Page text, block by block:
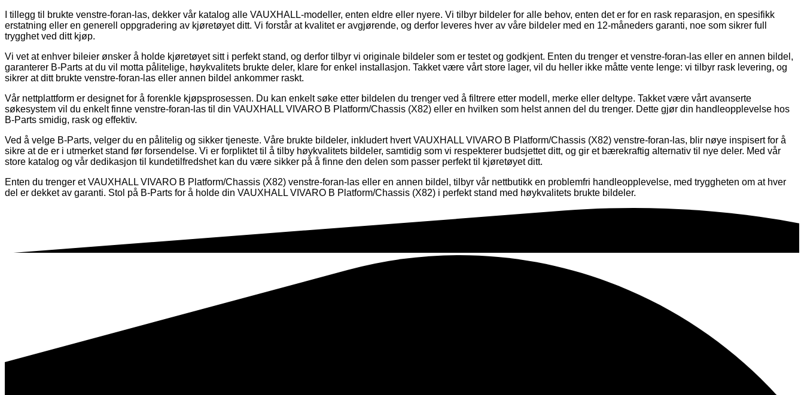
I tillegg til brukte venstre-foran-las, dekker vår katalog alle VAUXHALL-modeller, enten eldre eller nyere. Vi tilbyr bildeler for alle behov, enten det er for en rask reparasjon, en spesifikk
erstatning eller en generell oppgradering av kjøretøyet ditt. Vi forstår at kvalitet er avgjørende, og derfor leveres hver av våre bildeler med en 12-måneders garanti, noe som sikrer full
trygghet ved ditt kjøp.
Vi vet at enhver bileier ønsker å holde kjøretøyet sitt i perfekt stand, og derfor tilbyr vi originale bildeler som er testet og godkjent. Enten du trenger et venstre-foran-las eller en annen bildel,
garanterer B-Parts at du vil motta pålitelige, høykvalitets brukte deler, klare for enkel installasjon. Takket være vårt store lager, vil du heller ikke måtte vente lenge: vi tilbyr rask levering, og
sikrer at ditt brukte venstre-foran-las eller annen bildel ankommer raskt.
Vår nettplattform er designet for å forenkle kjøpsprosessen. Du kan enkelt søke etter bildelen du trenger ved å filtrere etter modell, merke eller deltype. Takket være vårt avanserte
søkesystem vil du enkelt finne venstre-foran-las til din VAUXHALL VIVARO B Platform/Chassis (X82) eller en hvilken som helst annen del du trenger. Dette gjør din handleopplevelse hos
B-Parts smidig, rask og effektiv.
Ved å velge B-Parts, velger du en pålitelig og sikker tjeneste. Våre brukte bildeler, inkludert hvert VAUXHALL VIVARO B Platform/Chassis (X82) venstre-foran-las, blir nøye inspisert for å
sikre at de er i utmerket stand før forsendelse. Vi er forpliktet til å tilby høykvalitets bildeler, samtidig som vi respekterer budsjettet ditt, og gir et bærekraftig alternativ til nye deler. Med vår
store katalog og vår dedikasjon til kundetilfredshet kan du være sikker på å finne den delen som passer perfekt til kjøretøyet ditt.
Enten du trenger et VAUXHALL VIVARO B Platform/Chassis (X82) venstre-foran-las eller en annen bildel, tilbyr vår nettbutikk en problemfri handleopplevelse, med tryggheten om at hver
del er dekket av garanti. Stol på B-Parts for å holde din VAUXHALL VIVARO B Platform/Chassis (X82) i perfekt stand med høykvalitets brukte bildeler.